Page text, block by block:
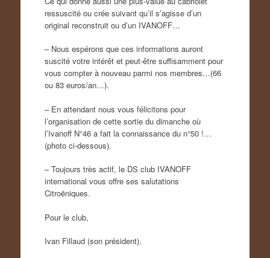
ressuscité ou crée suivant qu’il s’agisse d’un
original reconstruit ou d’un IVANOFF…
– Nous espérons que ces informations auront
suscité votre intérêt et peut-être suffisamment pour
vous compter à nouveau parmi nos membres…(66
ou 83 euros/an…).
– En attendant nous vous félicitons pour
l’organisation de cette sortie du dimanche où
l’Ivanoff N°46 a fait la connaissance du n°50 !…
(photo ci-dessous).
– Toujours très actif, le DS club IVANOFF
international vous offre ses salutations
Citroëniques.
Pour le club,
Ivan Fillaud (son président).